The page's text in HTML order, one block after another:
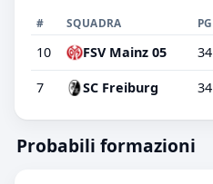
# SQUADRA PG
10 FSV Mainz 05 34
7 SC Freiburg 34
Probabili formazioni